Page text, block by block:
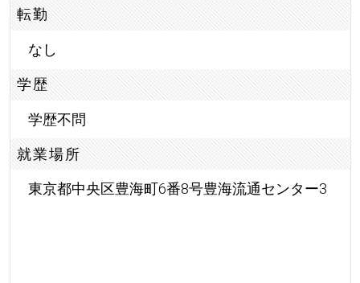
転勤
なし
学歴
学歴不問
就業場所
東京都中央区豊海町6番8号豊海流通センター3